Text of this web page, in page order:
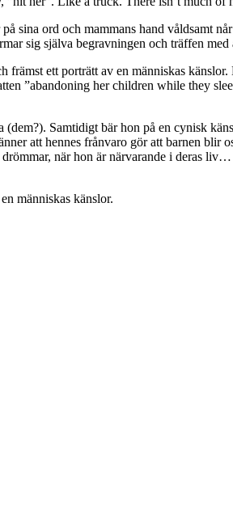
sina ord och mammans hand våldsamt
sig själva begravningen och träffen med
ett porträtt av en människas
”abandoning her children while they
Samtidigt bär hon på en cynisk
att hennes frånvaro gör att barnen blir
när hon är närvarande i deras
människas känslor.